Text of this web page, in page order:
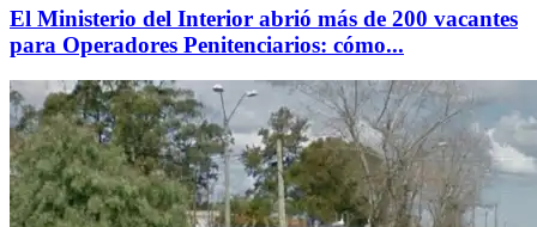
El Ministerio del Interior abrió más de 200 vacantes
para Operadores Penitenciarios: cómo...